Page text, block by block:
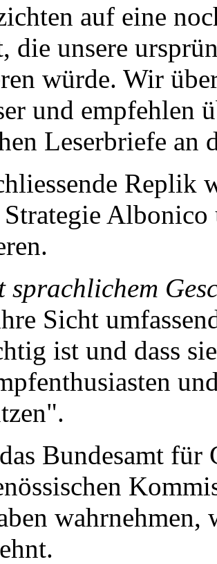
auf eine
die unsere
würde. Wir
und empfehlen
Leserbriefe an
Replik
sprachlichem
Sicht
ist und dass
Bundesamt für
wahrnehmen,